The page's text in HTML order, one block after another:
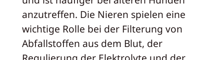
anzutreffen. Die Nieren spielen eine
wichtige Rolle bei der Filterung von
Abfallstoffen aus dem Blut, der